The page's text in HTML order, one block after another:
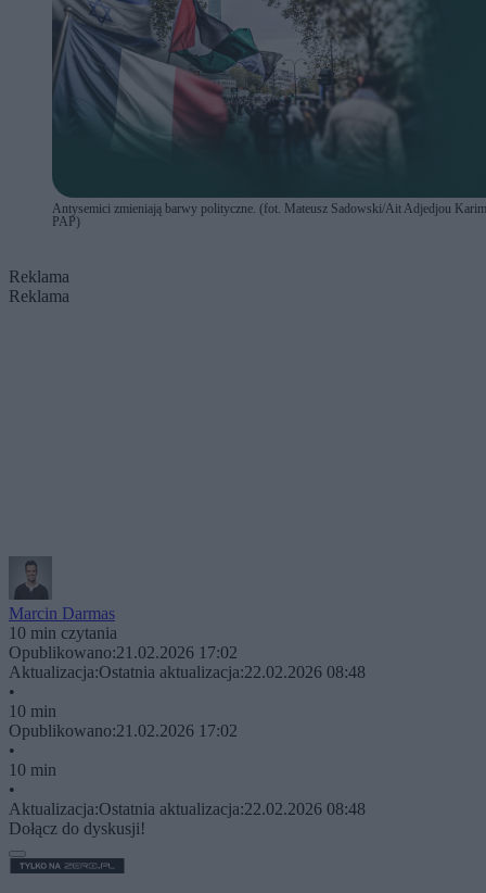
Antysemici zmieniają barwy polityczne. (fot. Mateusz Sadowski/Ait Adjedjou
PAP)
Reklama
Reklama
Marcin Darmas
10 min czytania
Opublikowano:21.02.2026 17:02
Aktualizacja:Ostatnia aktualizacja:22.02.2026 08:48
•
10 min
Opublikowano:21.02.2026 17:02
•
10 min
•
Aktualizacja:Ostatnia aktualizacja:22.02.2026 08:48
Dołącz do dyskusji!